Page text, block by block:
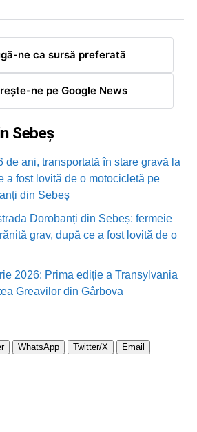
ne ca sursă preferată
ne pe Google News
Sebeș
de ani, transportată în stare gravă la
a fost lovită de o motocicletă pe
din Sebeș
Dorobanți din Sebeș: fermeie
grav, după ce a fost lovită de o
2026: Prima ediție a Transylvania
Greavilor din Gârbova
WhatsApp Twitter/X Email